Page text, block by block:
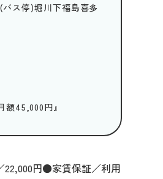
ス停)堀川下福島喜多
額45,000円』
円●家賃保証／利用